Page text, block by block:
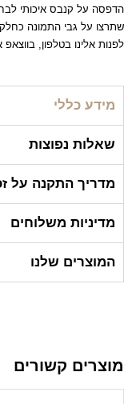
הדפסה על קנבס איכותי
שתרצו על גבי התמונה
לפנות אלינו בטלפון, בווצאפ
מידע כללי
שאלות נפוצות
מדריך התקנה על
מדיניות משלוחים
המוצרים שלנו
מוצרים קשורים